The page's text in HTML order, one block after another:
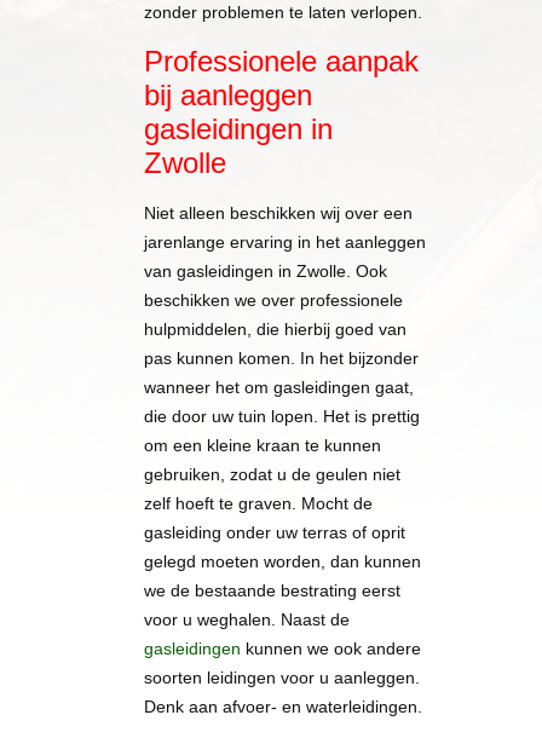
zonder problemen te laten verlopen.
Professionele aanpak
bij aanleggen
gasleidingen in
Zwolle
Niet alleen beschikken wij over een
jarenlange ervaring in het aanleggen
van gasleidingen in Zwolle. Ook
beschikken we over professionele
hulpmiddelen, die hierbij goed van
pas kunnen komen. In het bijzonder
wanneer het om gasleidingen gaat,
die door uw tuin lopen. Het is prettig
om een kleine kraan te kunnen
gebruiken, zodat u de geulen niet
zelf hoeft te graven. Mocht de
gasleiding onder uw terras of oprit
gelegd moeten worden, dan kunnen
we de bestaande bestrating eerst
voor u weghalen. Naast de
gasleidingen kunnen we ook andere
soorten leidingen voor u aanleggen.
Denk aan afvoer- en waterleidingen.